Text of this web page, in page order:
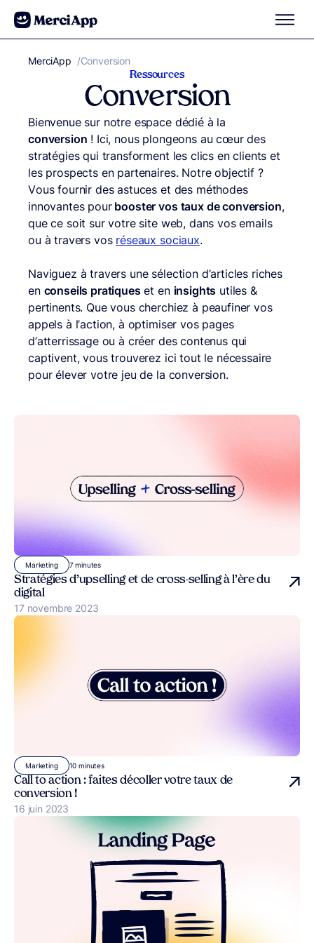
Aller au contenu
MerciApp correcteur orthographe
/Conversion
Ressources
Conversion
Bienvenue sur notre espace dédié à la
conversion ! Ici, nous plongeons au cœur des
stratégies qui transforment les clics en clients et
les prospects en partenaires. Notre objectif ?
Vous fournir des astuces et des méthodes
innovantes pourbooster vos taux de conversion,
que ce soit sur votre site web, dans vos emails
ou à travers vos réseaux sociaux.
Naviguez à travers une sélection d’articles riches
en conseils pratiqueset en insights utiles &
pertinents. Que vous cherchiez à peaufiner vos
appels à l’action, à optimiser vos pages
d’atterrissage ou à créer des contenus qui
captivent, vous trouverez ici tout le nécessaire
pour élever votre jeu de la conversion.
Marketing 7 minutes
Stratégies d’upselling et de cross-selling à l’ère du
digital
Publié le
17 novembre 2023
Marketing 10 minutes
Call to action : faites décoller votre taux de
conversion !
Publié le
16 juin 2023